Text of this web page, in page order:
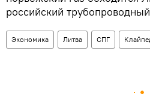
российский
Экономика Литва СПГ